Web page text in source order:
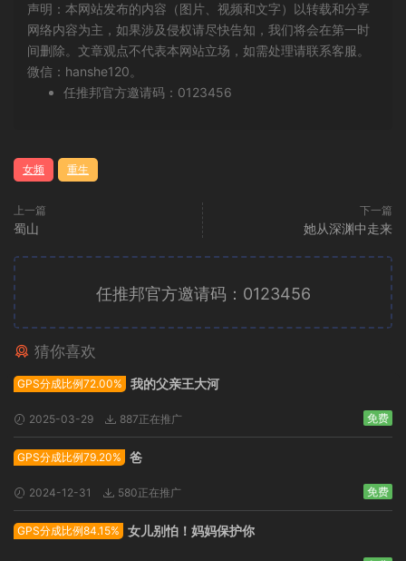
声明：本网站发布的内容（图片、视频和文字）以转载和分享
网络内容为主，如果涉及侵权请尽快告知，我们将会在第一时
间删除。文章观点不代表本网站立场，如需处理请联系客服。
微信：hanshe120。
任推邦官方邀请码：0123456
女频 重生
上一篇
蜀山
下一篇
她从深渊中走来
任推邦官方邀请码：0123456
猜你喜欢
GPS分成比例72.00% 我的父亲王大河
2025-03-29 887正在推广 免费
GPS分成比例79.20% 爸
2024-12-31 580正在推广 免费
GPS分成比例84.15% 女儿别怕！妈妈保护你